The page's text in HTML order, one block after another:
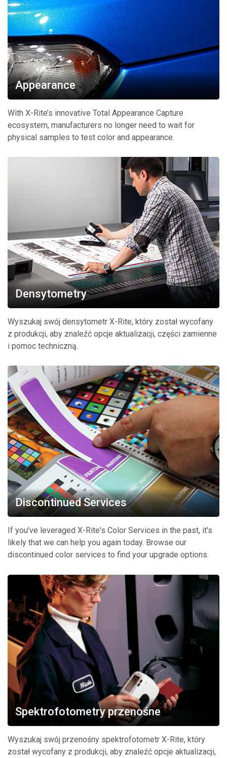
Appearance
With X-Rite’s innovative Total Appearance Capture
ecosystem, manufacturers no longer need to wait for
physical samples to test color and appearance.
Densytometry
Wyszukaj swój densytometr X-Rite, który został wycofany
z produkcji, aby znaleźć opcje aktualizacji, części zamienne
i pomoc techniczną.
Discontinued Services
If you've leveraged X-Rite's Color Services in the past, it's
likely that we can help you again today. Browse our
discontinued color services to find your upgrade options.
Spektrofotometry przenośne
Wyszukaj swój przenośny spektrofotometr X-Rite, który
został wycofany z produkcji, aby znaleźć opcje aktualizacji,